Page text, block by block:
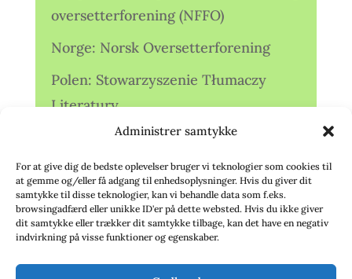
Administrer samtykke
For at give dig de bedste oplevelser bruger vi teknologier som cookies til
at gemme og/eller få adgang til enhedsoplysninger. Hvis du giver dit
samtykke til disse teknologier, kan vi behandle data som f.eks.
browsingadfærd eller unikke ID'er på dette websted. Hvis du ikke giver
dit samtykke eller trækker dit samtykke tilbage, kan det have en negativ
indvirkning på visse funktioner og egenskaber.
oversetterforening (NFFO)
Norge: Norsk Oversetterforening
Polen: Stowarzyszenie Tłumaczy
Literatury
Storbritannien: Translators
Association (TA)
Sverige: Översättarsektionen (Ö.)
Sverige: Översättarcentrum (ÖC)